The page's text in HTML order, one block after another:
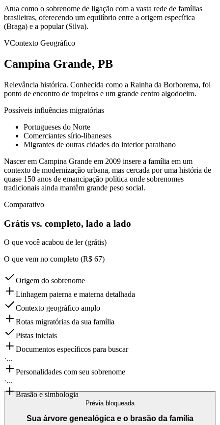
Atua como o sobrenome de ligação com a vasta rede de famílias
brasileiras, oferecendo um equilíbrio entre a origem específica
(Braga) e a popular (Silva).
VContexto Geográfico
Campina Grande, PB
Relevância histórica. Conhecida como a Rainha da Borborema, foi
ponto de encontro de tropeiros e um grande centro algodoeiro.
Possíveis influências migratórias
Portugueses do Norte
Comerciantes sírio-libaneses
Migrantes de outras cidades do interior paraibano
Nascer em Campina Grande em 2009 insere a família em um
contexto de modernização urbana, mas cercada por uma história de
quase 150 anos de emancipação política onde sobrenomes
tradicionais ainda mantêm grande peso social.
Comparativo
Grátis vs. completo, lado a lado
O que você acabou de ler (grátis)
O que vem no completo (R$ 67)
Origem do sobrenome
Linhagem paterna e materna detalhada
Contexto geográfico amplo
Rotas migratórias da sua família
Pistas iniciais
Documentos específicos para buscar
·...
Personalidades com seu sobrenome
·...
Brasão e simbologia
Prévia bloqueada
Sua árvore genealógica e o brasão da família